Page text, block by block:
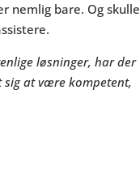
nemlig bare. Og skulle
løsninger, har der
sig at være kompetent,